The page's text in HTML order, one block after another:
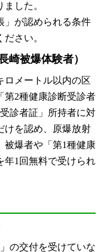
した。
が認められる条件
さい。
崎被爆体験者）
メートル以内の区
第2種健康診断受診者
診者証」所持者に対
けを認め、原爆放射
被爆者や「第1種健康
年1回無料で受けられ
の交付を受けていな